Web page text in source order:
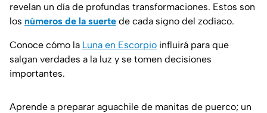
revelan un día de profundas transformaciones. Estos son
los números de la suerte de cada signo del zodíaco.
Conoce cómo la Luna en Escorpio influirá para que
salgan verdades a la luz y se tomen decisiones
importantes.
Aprende a preparar aguachile de manitas de puerco; un